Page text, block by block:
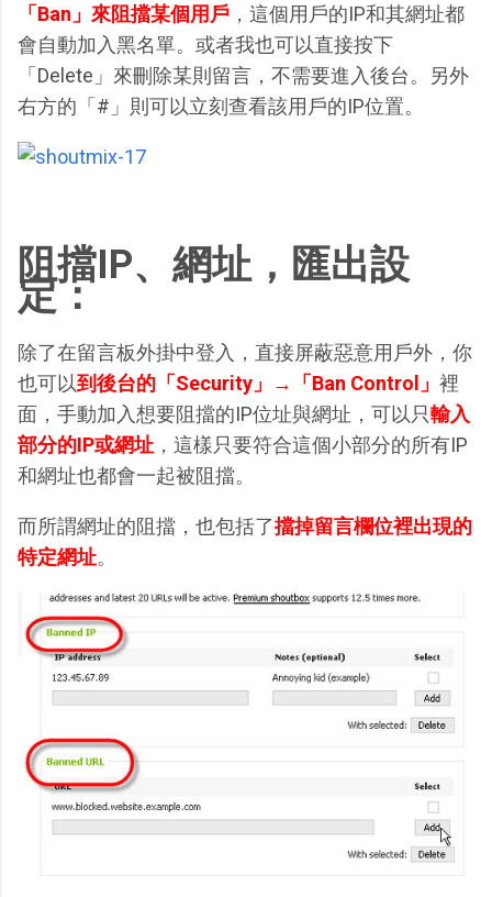
「Ban」來阻擋某個用戶 ，這個用戶的IP和其網址都
會自動加入黑名單。或者我也可以直接按下
「Delete」來刪除某則留言，不需要進入後台。另外
右方的「#」則可以立刻查看該用戶的IP位置。
阻擋IP、網址，匯出設
定：
除了在留言板外掛中登入，直接屏蔽惡意用戶外，你
也可以到後台的「Security」→「Ban Control」 裡
面，手動加入想要阻擋的IP位址與網址，可以只輸入
部分的IP或網址 ，這樣只要符合這個小部分的所有IP
和網址也都會一起被阻擋。
而所謂網址的阻擋，也包括了擋掉留言欄位裡出現的
特定網址。